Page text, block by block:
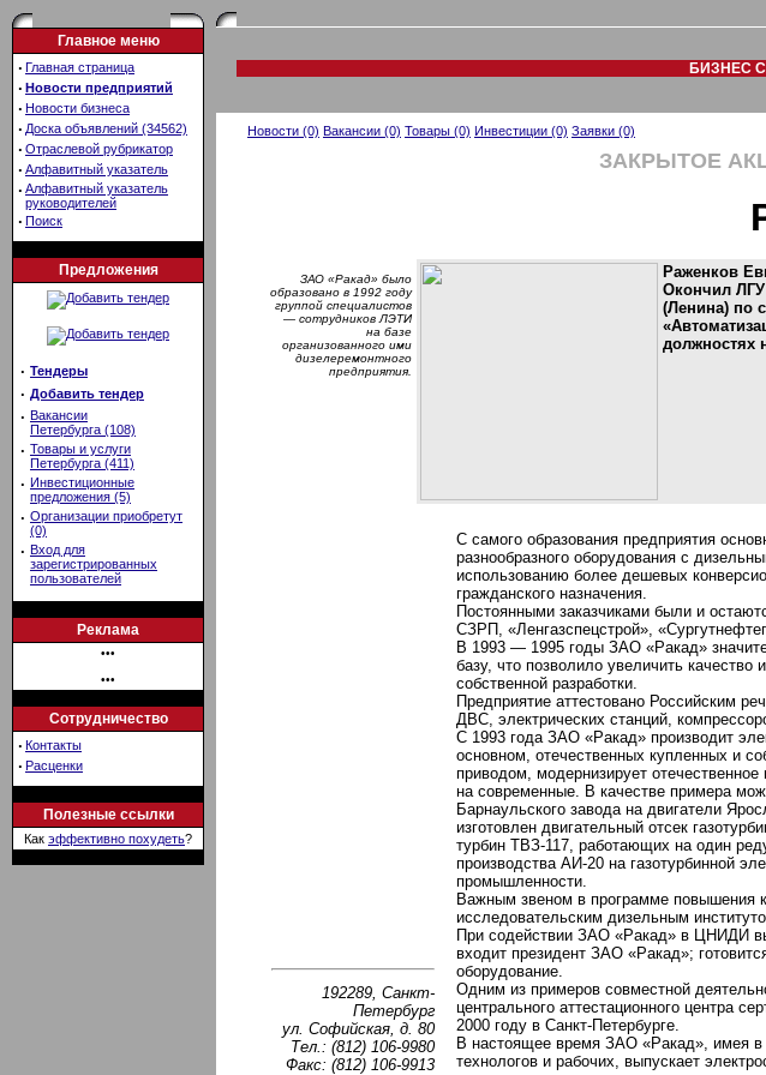
Главное меню
· Главная страница
· Новости предприятий
· Новости бизнеса
· Доска объявлений (34562)
· Отраслевой рубрикатор
· Алфавитный указатель
· Алфавитный указатель
руководителей
· Поиск
Предложения
· Тендеры
· Добавить тендер
· Вакансии
Петербурга (108)
· Товары и услуги
Петербурга (411)
· Инвестиционные
предложения (5)
· Организации приобретут
(0)
· Вход для
зарегистрированных
пользователей
Реклама
•••
•••
Сотрудничество
· Контакты
· Расценки
Полезные ссылки
Как эффективно похудеть?
БИЗНЕС
Новости (0) Вакансии (0) Товары (0) Инвестиции (0) Заявки (0)
ЗАКРЫТОЕ
ЗАО «Ракад» было
образовано в 1992 году
группой специалистов
— сотрудников ЛЭТИ
на базе
организованного ими
дизелеремонтного
предприятия.
Раженков
Окончил
(Ленина) по
должностях
С самого образования предприятия
разнообразного оборудования с
использованию более дешевых
гражданского назначения.
Постоянными заказчиками были и
СЗРП, «Ленгазспецстрой»,
В 1993 — 1995 годы ЗАО «Ракад»
базу, что позволило увеличить качество
собственной разработки.
Предприятие аттестовано Российским
ДВС, электрических станций,
С 1993 года ЗАО «Ракад» производит
основном, отечественных купленных и
приводом, модернизирует
на современные. В качестве примера
Барнаульского завода на двигатели
изготовлен двигательный отсек
турбин ТВЗ-117, работающих на один
производства АИ-20 на газотурбинной
промышленности.
Важным звеном в программе повышения
исследовательским дизельным
При содействии ЗАО «Ракад» в ЦНИДИ
входит президент ЗАО «Ракад»;
оборудование.
Одним из примеров совместной
центрального аттестационного центра
2000 году в Санкт-Петербурге.
В настоящее время ЗАО «Ракад», имея в
технологов и рабочих, выпускает
192289, Санкт-
Петербург
ул. Софийская, д. 80
Тел.: (812) 106-9980
Факс: (812) 106-9913